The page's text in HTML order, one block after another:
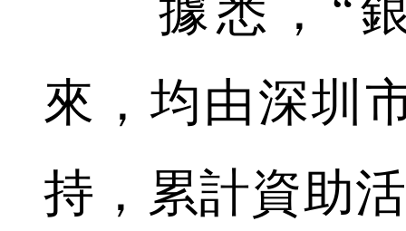
據悉，“銀
來，均由深圳
持，累計資助